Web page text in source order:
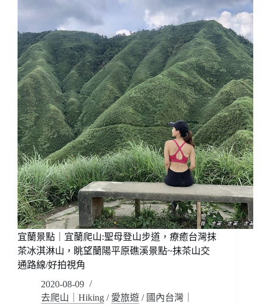
山
一
日
遊
交
通
路
線/
好
拍
視
角
蘭
爬
山:
翠
峰
湖
環
山
步
道，
宜
蘭
也
有
天
使
的
眼
淚?
台
宜蘭景點｜宜蘭爬山:聖母登山步道，療癒台灣抹
茶冰淇淋山，眺望蘭陽平原礁溪景點~抹茶山交
通路線/好拍視角
2020-08-09
去爬山｜Hiking / 愛旅遊 / 國內台灣｜